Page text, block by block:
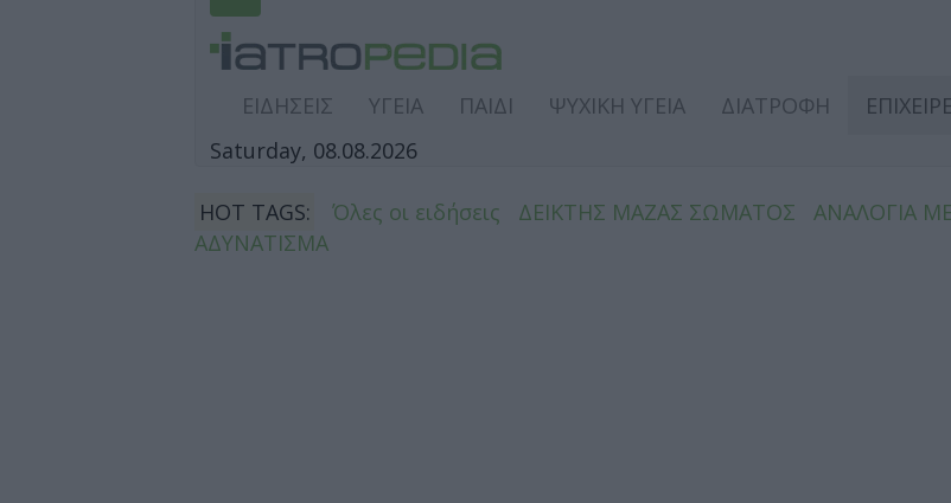
ΕΙΔΗΣΕΙΣ ΥΓΕΙΑ ΠΑΙΔΙ ΨΥΧΙΚΗ ΥΓΕΙΑ ΔΙΑΤΡΟΦΗ
Saturday, 08.08.2026
HOT TAGS: Όλες οι ειδήσεις ΔΕΙΚΤΗΣ ΜΑΖΑΣ ΣΩΜΑΤΟΣ
ΑΝΑΛΟΓΙΑ
ΑΔΥΝΑΤΙΣΜΑ